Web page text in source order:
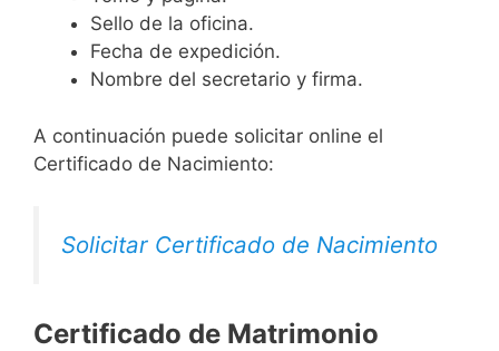
Sello de la oficina.
Fecha de expedición.
Nombre del secretario y firma.
A continuación puede solicitar online el
Certificado de Nacimiento:
Solicitar Certificado de Nacimiento
Certificado de Matrimonio